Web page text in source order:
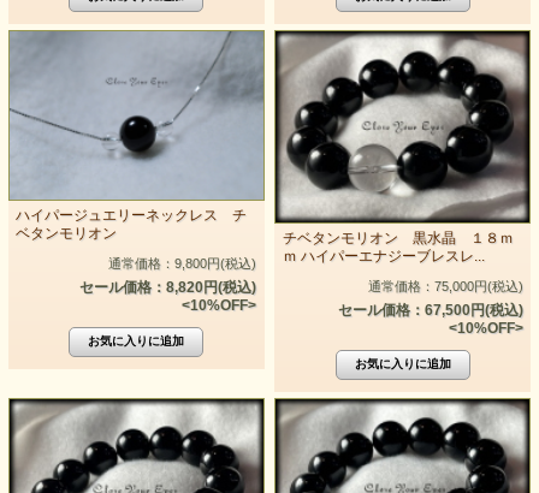
ハイパージュエリーネックレス チ
ベタンモリオン
通常価格：9,800円(税込)
セール価格：8,820円(税込)
<10%OFF>
チベタンモリオン 黒水晶 １８ｍ
ｍ ハイパーエナジーブレスレ...
通常価格：75,000円(税込)
セール価格：67,500円(税込)
<10%OFF>